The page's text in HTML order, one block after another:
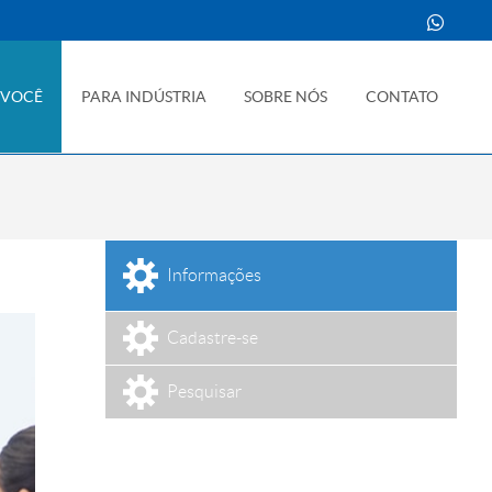
PARA INDÚSTRIA SOBRE NÓS CONTATO
Informações
Cadastre-se
Pesquisar